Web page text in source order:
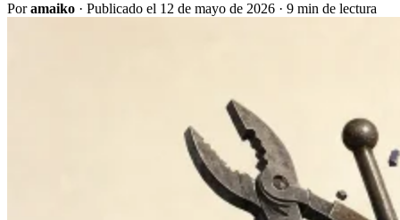
Poramaiko · Publicado el 12 de mayo de 2026 · 9 min de lectura